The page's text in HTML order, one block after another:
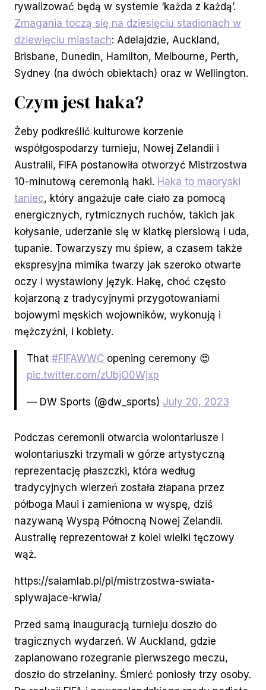
rywalizować będą w systemie ‘każda z każdą’.
Zmagania toczą się na dziesięciu stadionach w
dziewięciu miastach: Adelajdzie, Auckland,
Brisbane, Dunedin, Hamilton, Melbourne, Perth,
Sydney (na dwóch obiektach) oraz w Wellington.
Czym jest haka?
Żeby podkreślić kulturowe korzenie
współgospodarzy turnieju, Nowej Zelandii i
Australii, FIFA postanowiła otworzyć Mistrzostwa
10-minutową ceremonią haki. Haka to maoryski
taniec, który angażuje całe ciało za pomocą
energicznych, rytmicznych ruchów, takich jak
kołysanie, uderzanie się w klatkę piersiową i uda,
tupanie. Towarzyszy mu śpiew, a czasem także
ekspresyjna mimika twarzy jak szeroko otwarte
oczy i wystawiony język. Hakę, choć często
kojarzoną z tradycyjnymi przygotowaniami
bojowymi męskich wojowników, wykonują i
mężczyźni, i kobiety.
That #FIFAWWC opening ceremony 😍
pic.twitter.com/zUbjO0Wjxp
— DW Sports (@dw_sports) July 20, 2023
Podczas ceremonii otwarcia wolontariusze i
wolontariuszki trzymali w górze artystyczną
reprezentację płaszczki, która według
tradycyjnych wierzeń została złapana przez
półboga Maui i zamieniona w wyspę, dziś
nazywaną Wyspą Północną Nowej Zelandii.
Australię reprezentował z kolei wielki tęczowy
wąż.
https://salamlab.pl/pl/mistrzostwa-swiata-
splywajace-krwia/
Przed samą inauguracją turnieju doszło do
tragicznych wydarzeń. W Auckland, gdzie
zaplanowano rozegranie pierwszego meczu,
doszło do strzelaniny. Śmierć poniosły trzy osoby.